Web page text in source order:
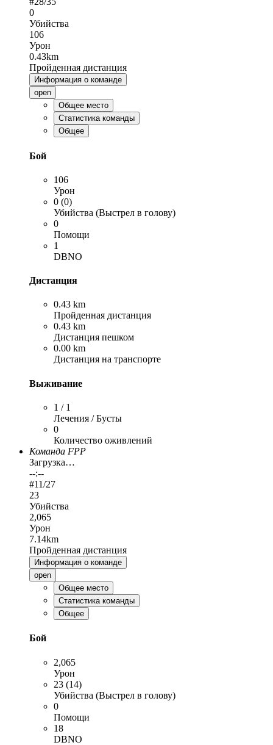
0
Убийства
106
Урон
0.43km
Пройденная дистанция
Информация о команде
open
Общее место
Статистика команды
Общее
Бой
106
Урон
0 (0)
Убийства (Выстрел в голову)
0
Помощи
1
DBNO
Дистанция
0.43 km
Пройденная дистанция
0.43 km
Дистанция пешком
0.00 km
Дистанция на транспорте
Выживание
1 / 1
Лечения / Бусты
0
Количество оживлений
Команда FPP
Загрузка…
--:--
#11/27
23
Убийства
2,065
Урон
7.14km
Пройденная дистанция
Информация о команде
open
Общее место
Статистика команды
Общее
Бой
2,065
Урон
23 (14)
Убийства (Выстрел в голову)
0
Помощи
18
DBNO